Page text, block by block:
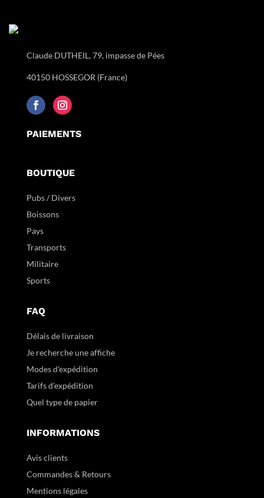
Claude DUTHEIL, 79, impasse de Pées
40150 HOSSEGOR (France)
PAIEMENTS
BOUTIQUE
Pubs / Divers
Boissons
Pays
Transports
Militaire
Sports
FAQ
Délais de livraison
Je recherche une affiche
Modes d'expédition
Tarifs d'expédition
Quel type de papier
INFORMATIONS
Avis clients
Commandes & Retours
Mentions légales